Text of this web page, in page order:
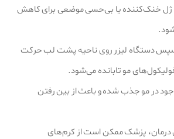
ژل خنک‌کننده یا بی‌حسی موضعی برای کاهش
دستگاه لیزر روی ناحیه پشت لب حرکت
مو تابانده می‌شود.
در مو جذب شده و باعث از بین رفتن
درمان، پزشک ممکن است از کرم‌های